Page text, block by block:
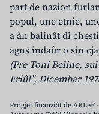
part de nazion
popul, une etnie,
a àn balinât di
agns indaûr o sin
(Pre Toni Beline,
Friûl”, Dicembar
Progjet finanziât de ARLeF